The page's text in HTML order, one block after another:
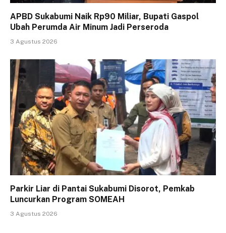
APBD Sukabumi Naik Rp90 Miliar, Bupati Gaspol
Ubah Perumda Air Minum Jadi Perseroda
3 Agustus 2026
Parkir Liar di Pantai Sukabumi Disorot, Pemkab
Luncurkan Program SOMEAH
3 Agustus 2026